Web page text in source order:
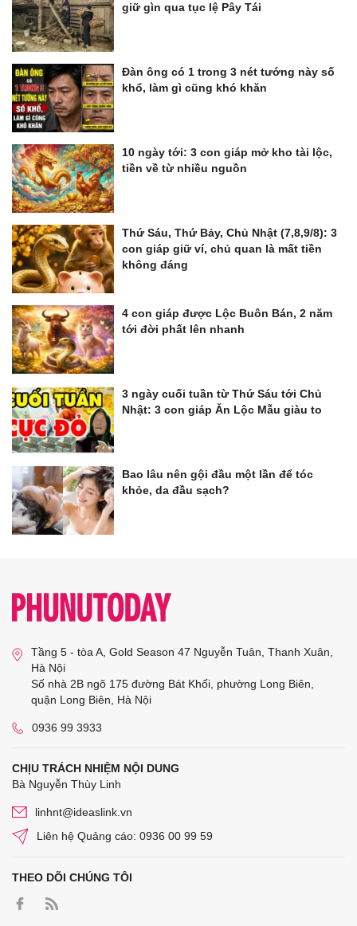
giữ gìn qua tục lệ Pây Tái
Đàn ông có 1 trong 3 nét tướng này số
khổ, làm gì cũng khó khăn
10 ngày tới: 3 con giáp mở kho tài lộc,
tiền về từ nhiều nguồn
Thứ Sáu, Thứ Bảy, Chủ Nhật (7,8,9/8): 3
con giáp giữ ví, chủ quan là mất tiền
không đáng
4 con giáp được Lộc Buôn Bán, 2 năm
tới đời phất lên nhanh
3 ngày cuối tuần từ Thứ Sáu tới Chủ
Nhật: 3 con giáp Ăn Lộc Mẫu giàu to
Bao lâu nên gội đầu một lần để tóc
khỏe, da đầu sạch?
Tầng 5 - tòa A, Gold Season 47 Nguyễn Tuân, Thanh Xuân,
Hà Nội
Số nhà 2B ngõ 175 đường Bát Khối, phường Long Biên,
quận Long Biên, Hà Nội
0936 99 3933
CHỊU TRÁCH NHIỆM NỘI DUNG
Bà Nguyễn Thùy Linh
linhnt@ideaslink.vn
Liên hệ Quảng cáo: 0936 00 99 59
THEO DÕI CHÚNG TÔI